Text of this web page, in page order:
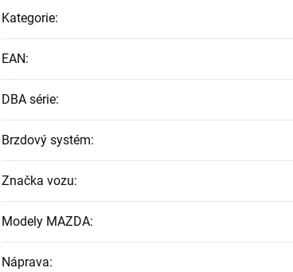
Kategorie:
EAN:
DBA série:
Brzdový systém:
Značka vozu:
Modely MAZDA:
Náprava: